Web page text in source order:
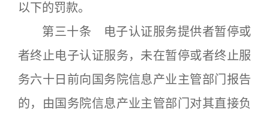
以下的罚款。
第三十条 电子认证服务提供者暂停或
者终止电子认证服务，未在暂停或者终止服
务六十日前向国务院信息产业主管部门报告
的，由国务院信息产业主管部门对其直接负